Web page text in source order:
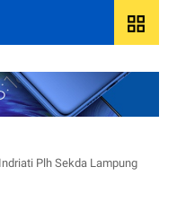
grid_view
Plh Sekda Lampung